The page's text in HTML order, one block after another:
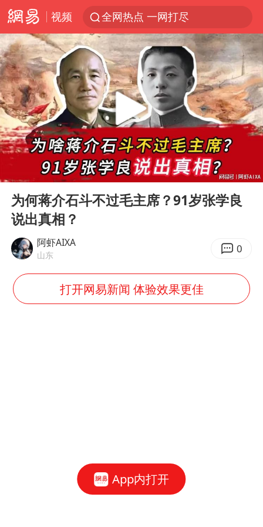
视频 全网热点 一网打尽
Play
00:00 06:01
为何蒋介石斗不过毛主席？91岁张学良
说出真相？
阿虾AIXA
山东 0
打开网易新闻 体验效果更佳
App内打开